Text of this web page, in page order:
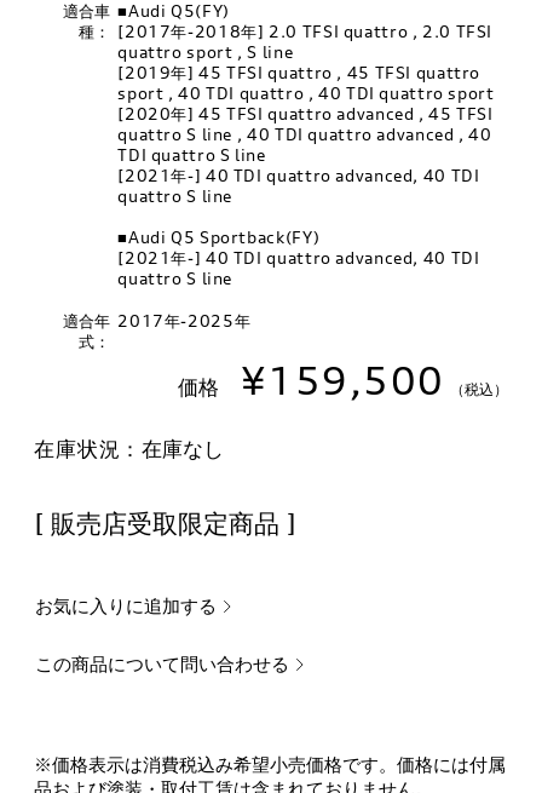
適合車
種：
■Audi Q5(FY)
[2017年-2018年] 2.0 TFSI quattro , 2.0 TFSI
quattro sport , S line
[2019年] 45 TFSI quattro , 45 TFSI quattro
sport , 40 TDI quattro , 40 TDI quattro sport
[2020年] 45 TFSI quattro advanced , 45 TFSI
quattro S line , 40 TDI quattro advanced , 40
TDI quattro S line
[2021年-] 40 TDI quattro advanced, 40 TDI
quattro S line
■Audi Q5 Sportback(FY)
[2021年-] 40 TDI quattro advanced, 40 TDI
quattro S line
適合年
式：
2017年-2025年
価格 ¥159,500 （税込）
在庫状況：在庫なし
[ 販売店受取限定商品 ]
お気に入りに追加する
この商品について問い合わせる
※価格表示は消費税込み希望小売価格です。価格には付属
品および塗装・取付工賃は含まれておりません。